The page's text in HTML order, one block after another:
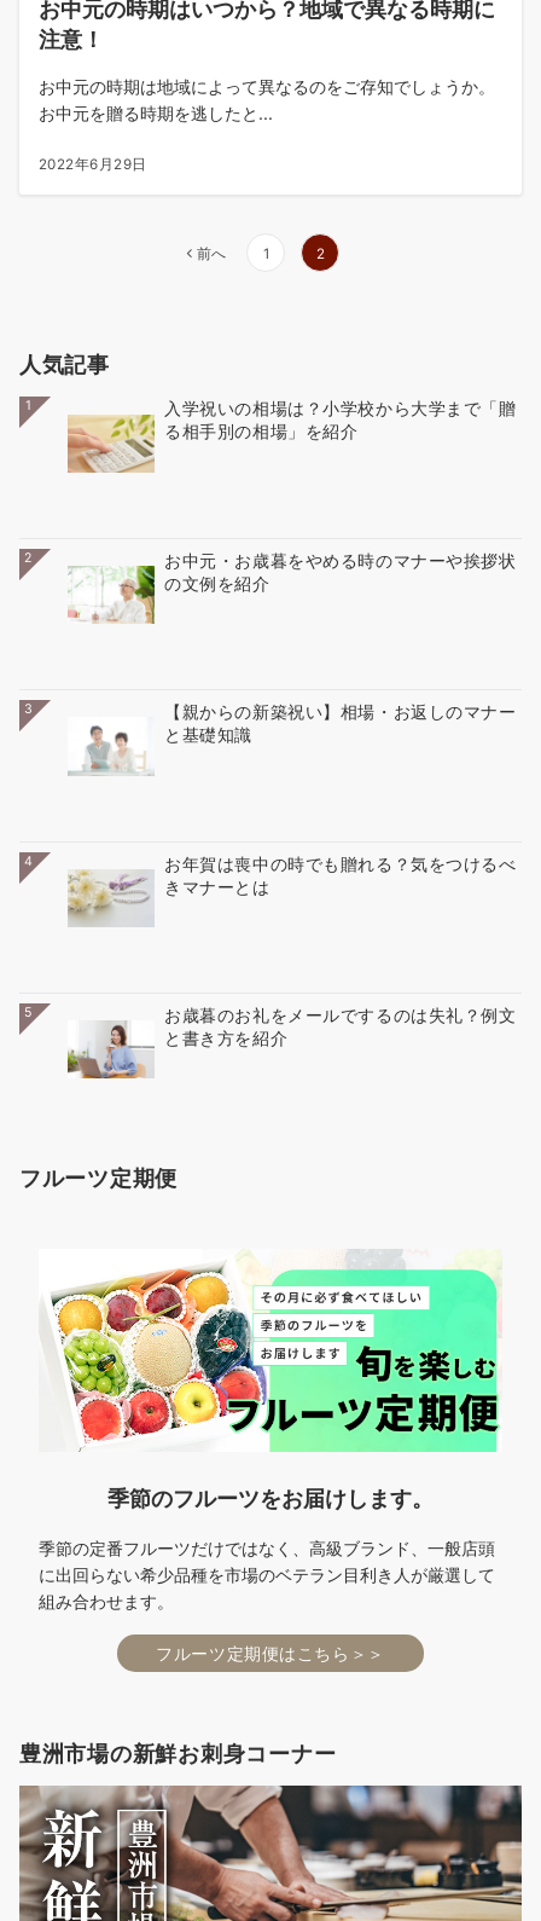
お中元の時期はいつから？地域で異なる時期に
注意！
お中元の時期は地域によって異なるのをご存知でしょうか。
お中元を贈る時期を逃したと...
2022年6月29日
ー
ジ
送
前へ 1 2
人気記事
1
入学祝いの相場は？小学校から大学まで「贈
る相手別の相場」を紹介
2
お中元・お歳暮をやめる時のマナーや挨拶状
の文例を紹介
3
【親からの新築祝い】相場・お返しのマナー
と基礎知識
4
お年賀は喪中の時でも贈れる？気をつけるべ
きマナーとは
5
お歳暮のお礼をメールでするのは失礼？例文
と書き方を紹介
フルーツ定期便
季節のフルーツをお届けします。
季節の定番フルーツだけではなく、高級ブランド、一般店頭
に出回らない希少品種を市場のベテラン目利き人が厳選して
組み合わせます。
フルーツ定期便はこちら＞＞
豊洲市場の新鮮お刺身コーナー